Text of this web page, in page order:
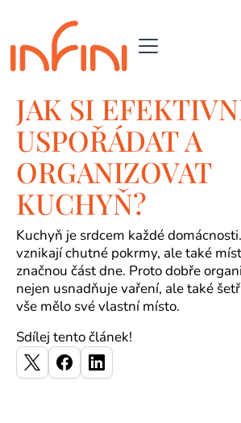
JAK SI
USPOŘÁDAT A
ORGANIZOVAT
KUCHYŇ?
Kuchyň je srdcem každé
vznikají chutné pokrmy, ale také
značnou část dne. Proto dobře
nejen usnadňuje vaření, ale také
vše mělo své vlastní místo.
Sdílej tento článek!